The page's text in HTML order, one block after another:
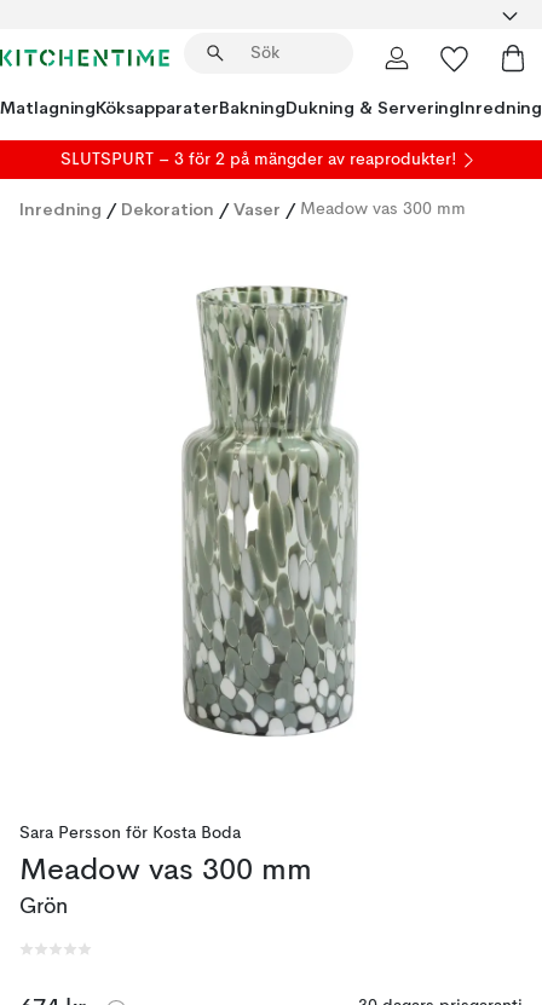
MatlagningKöksapparaterBakningDukning & ServeringInredning
SLUTSPURT – 3 för 2 på mängder av reaprodukter!
Inredning / Dekoration / Vaser / Meadow vas 300 mm
Sara Persson för Kosta Boda
Meadow vas 300 mm
Grön